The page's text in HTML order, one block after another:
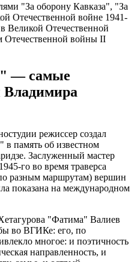
"За оборону Кавказа", "За
Отечественной войне 1941-
Великой Отечественной
Отечественной войны II
— самые
режиссер создал
память об известном
Заслуженный мастер
го во время траверса
разным маршрутам) вершин
показана на международном
"Фатима" Валиев
во ВГИКе: его, по
многое: и поэтичность
направленность, и